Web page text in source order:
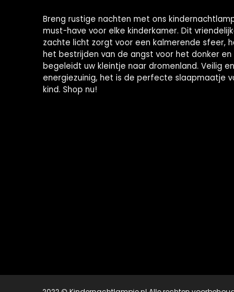
Breng rustige nachten met ons
must-have voor elke kinderkamer. Dit
zachte licht zorgt voor een kalmerende sfeer,
het bestrijden van de angst voor het donker en
begeleidt uw kleintje naar dromenland. Veilig en
energiezuinig, het is de perfecte slaapmaatje
kind. Shop nu!